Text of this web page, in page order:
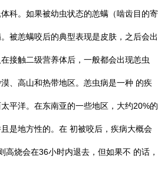
科。如果被幼虫状态的恙螨（啮齿目的寄
被恙螨咬后的典型表现是皮肤，之后会出
接触二级营养体后，一般都会出现恙虫
、高山和热带地区。恙虫病是一种 的疾
平洋。在东南亚的一些地区，大约20%的
是地方性的。在 初被咬后，疾病大概会
高烧会在36小时内退去，但如果不 的话，